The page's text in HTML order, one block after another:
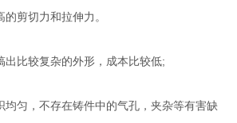
剪切力和拉伸力。
出比较复杂的外形，成本比较低;
均匀，不存在铸件中的气孔，夹杂等有害缺